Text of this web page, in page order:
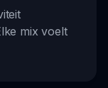
mix voelt